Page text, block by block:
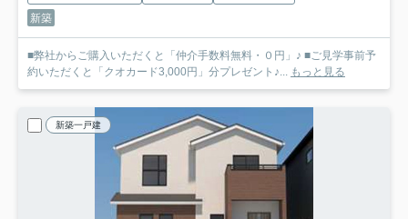
新築
■弊社からご購入いただくと「仲介手数料無料・０円」♪ ■ご見学事前予
約いただくと「クオカード3,000円」分プレゼント♪...
もっと見る
新築一戸建